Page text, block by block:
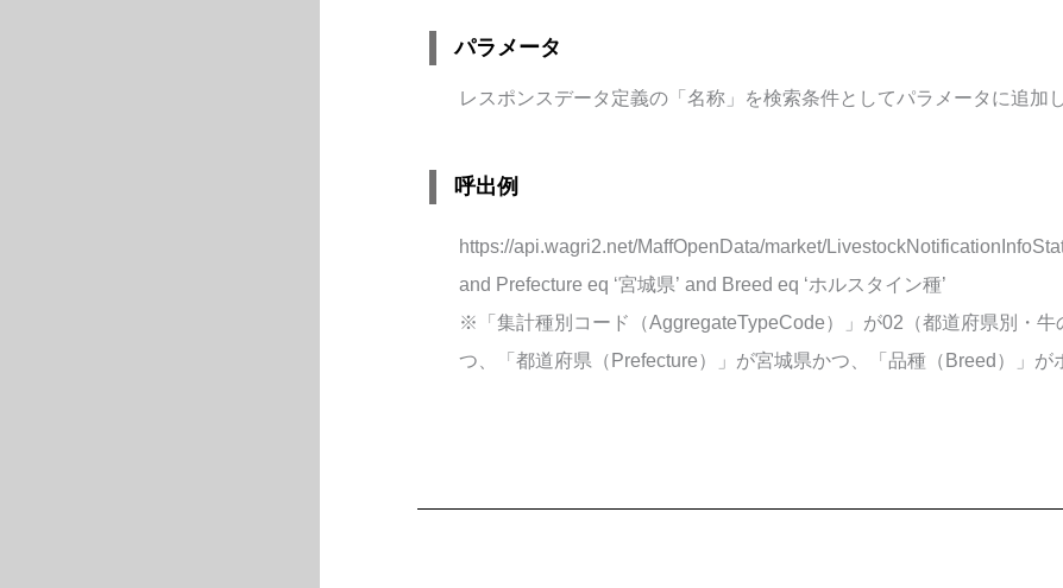
パラメータ
レスポンスデータ定義の「名称」を検索条件としてパラメータに追加
呼出例
https://api.wagri2.net/MaffOpenData/market/
and Prefecture eq ‘宮城県’ and Breed eq ‘ホルスタイン種’
※「集計種別コード（AggregateTypeCode）」が02（都道府県別・
つ、「都道府県（Prefecture）」が宮城県かつ、「品種（Breed）」が